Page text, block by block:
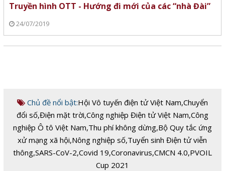
Truyền hình OTT - Hướng đi mới của các “nhà Đài”
24/07/2019
Chủ đề nổi bật:Hội Vô tuyến điện tử Việt Nam,Chuyển
đổi số,Điện mặt trời,Công nghiệp Điện tử Việt Nam,Công
nghiệp Ô tô Việt Nam,Thu phí không dừng,Bộ Quy tắc ứng
xử mạng xã hội,Nông nghiệp số,Tuyển sinh Điện tử viễn
thông,SARS-CoV-2,Covid 19,Coronavirus,CMCN 4.0,PVOIL
Cup 2021